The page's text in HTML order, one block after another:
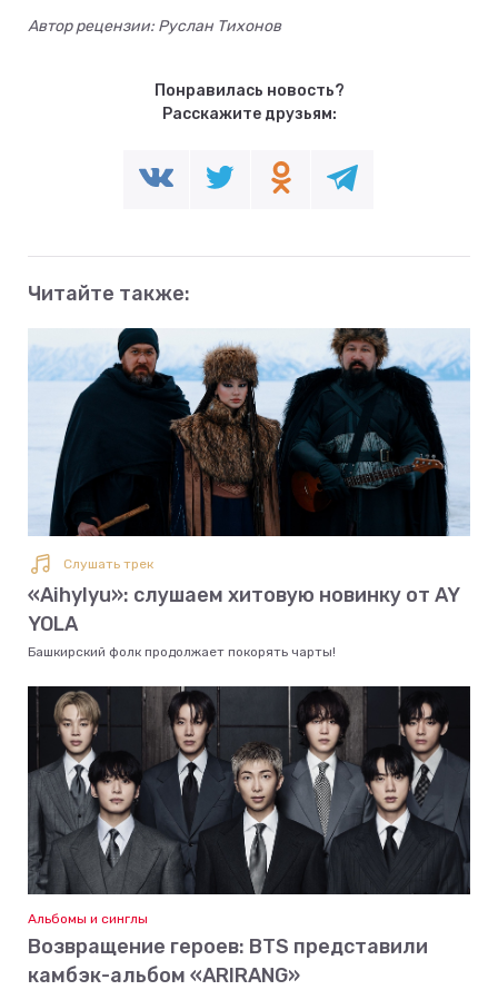
Автор рецензии: Руслан Тихонов
Понравилась новость?
Расскажите друзьям:
Читайте также:
Слушать трек
«Aihylyu»: слушаем хитовую новинку от AY
YOLA
Башкирский фолк продолжает покорять чарты!
Альбомы и синглы
Возвращение героев: BTS представили
камбэк-альбом «ARIRANG»